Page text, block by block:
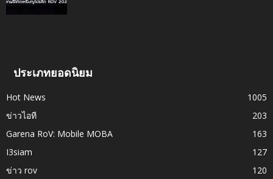
ประเภทยอดนิยม
Hot News
1005
ข่าวไอที
203
Garena RoV: Mobile MOBA
163
I3siam
127
ข่าว rov
120